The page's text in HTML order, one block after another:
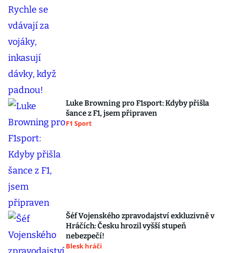
Luke Browning pro F1sport: Kdyby přišla
šance z F1, jsem připraven
F1 Sport
Šéf Vojenského zpravodajství exkluzivně v
Hráčích: Česku hrozil vyšší stupeň
nebezpečí!
Blesk hráči